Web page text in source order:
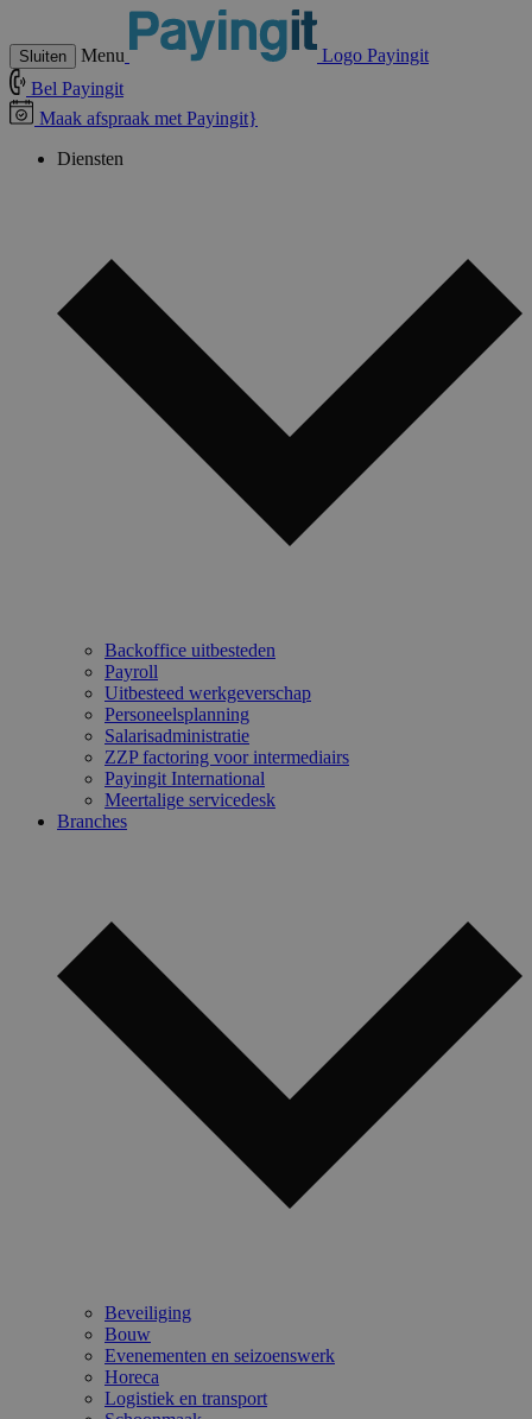
Sluiten Menu
Logo Payingit
Bel Payingit
Maak afspraak met Payingit}
Diensten
Backoffice uitbesteden
Payroll
Uitbesteed werkgeverschap
Personeelsplanning
Salarisadministratie
ZZP factoring voor intermediairs
Payingit International
Meertalige servicedesk
Branches
Beveiliging
Bouw
Evenementen en seizoenswerk
Horeca
Logistiek en transport